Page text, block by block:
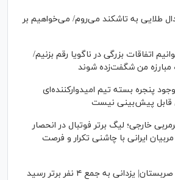
برای ۳ مدال طلایی به تاشکند می‌روم/ می‌خواهیم بر
اتفاقات بزرگی در ناگویا رقم بزنیم/
مبارزه من شگفت‌زده شوند
وجود پنجره بسته تیم امیدوارکننده‌ای
قابل پیش‌بینی نیست
خارجی؛ لیگ برتر فوتبال در انحصار
ایرانی با چاشنی تکرار و فرصت
یزدانی به جمع ۴ نفر برتر رسید